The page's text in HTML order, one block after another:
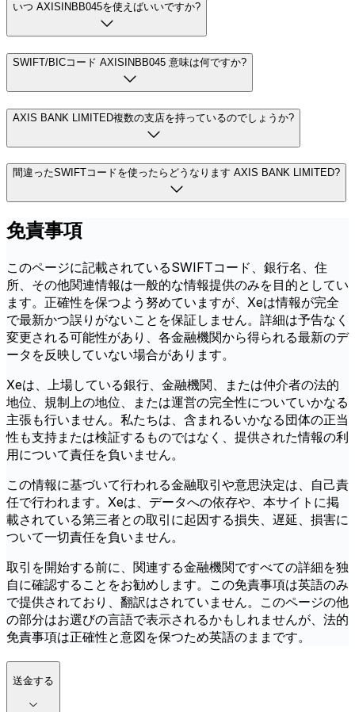
いつ AXISINBB045を使えばいいですか?
SWIFT/BICコード AXISINBB045 意味は何ですか?
AXIS BANK LIMITED複数の支店を持っているのでしょうか?
間違ったSWIFTコードを使ったらどうなります AXIS BANK LIMITED?
免責事項
このページに記載されているSWIFTコード、銀行名、住
所、その他関連情報は一般的な情報提供のみを目的としてい
ます。正確性を保つよう努めていますが、Xeは情報が完全
で最新かつ誤りがないことを保証しません。詳細は予告なく
変更される可能性があり、各金融機関から得られる最新のデ
ータを反映していない場合があります。
Xeは、上場している銀行、金融機関、または仲介者の法的
地位、規制上の地位、または運営の完全性についていかなる
主張も行いません。私たちは、含まれるいかなる団体の正当
性も支持または検証するものではなく、提供された情報の利
用について責任を負いません。
この情報に基づいて行われる金融取引や意思決定は、自己責
任で行われます。Xeは、データへの依存や、本サイトに掲
載されている第三者との取引に起因する損失、遅延、損害に
ついて一切責任を負いません。
取引を開始する前に、関連する金融機関ですべての詳細を独
自に確認することをお勧めします。この免責事項は英語のみ
で提供されており、翻訳はされていません。このページの他
の部分はお選びの言語で表示されるかもしれませんが、法的
免責事項は正確性と意図を保つため英語のままです。
送金する